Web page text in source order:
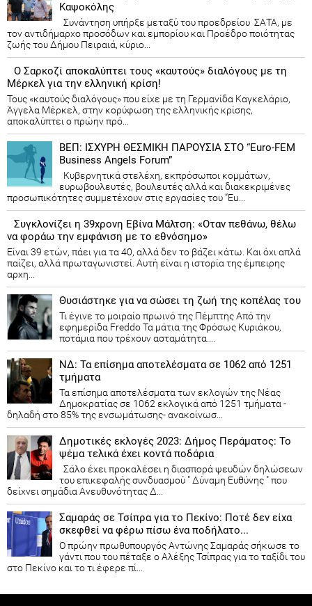
Καψοκόλης
Συνάντηση υπήρξε μεταξύ του προεδρείου ΣΑΤΑ, με
τον αντιδήμαρχο προσόδων και εμπορίου και Προέδρο ποιότητας
ζωής του Δήμου Πειραιά, κύριο...
Ο Σαρκοζί αποκαλύπτει τους «καυτούς» διαλόγους με τη
Μέρκελ για την ελληνική κρίση!
Τους «καυτούς διαλόγους» που είχε με τη Γερμανίδα Καγκελάριο,
Άγγελα Μέρκελ, στην κορύφωση της ελληνικής κρίσης,
αποκαλύπτει ο πρώην πρό...
ΒΕΠ: ΙΣΧΥΡΗ ΘΕΣΜΙΚΗ ΠΑΡΟΥΣΙΑ ΣΤΟ “Euro-FEM
Business Angels Forum”
Κυβερνητικά στελέχη, εκπρόσωποι κομμάτων,
ευρωβουλευτές, βουλευτές αλλά και διακεκριμένες
προσωπικότητες συμμετέχουν στις εργασίες του “Eu...
Συγκλονίζει η 39χρονη Εβίνα Μάλτση: «Οταν πεθάνω, θέλω
να φοράω την εμφάνιση με το εθνόσημο»
Είναι 39 ετών, πάει για τα 40, αλλά δεν το βάζει κάτω. Και όχι απλά
παίζει, αλλά πρωταγωνιστεί. Αυτή είναι η ιστορία της έμπειρης
αρχη...
Θυσιάστηκε για να σώσει τη ζωή της κοπέλας του
Τι έγινε το μοιραίο πρωινό της Πέμπτης Από την
εφημερίδα Freddo Τα μάτια της Φρόσως Κυριάκου,
ποτάμια που τρέχουν ασταμάτητα....
ΝΔ: Τα επίσημα αποτελέσματα σε 1062 από 1251
τμήματα
Τα επίσημα αποτελέσματα των εκλογών της Νέας
Δημοκρατίας​ σε 1062 εκλογικά από 1251 τμήματα -
δηλαδή στο 85% της ενσωμάτωσης- ανακοίνωσ...
Δημοτικές εκλογές 2023: Δήμος Περάματος: Το
ψέμα τελικά έχει κοντά ποδάρια
Σάλο έχει προκαλέσει η διασπορά ψευδών δηλώσεων
του επικεφαλής συνδυασμού " Δύναμη Ευθύνης " που
δείχνει σημάδια Ανευθυνότητας Δ...
Σαμαράς σε Τσίπρα για το Πεκίνο: Ποτέ δεν είχα
σκεφθεί να φέρω πίσω ένα ποδήλατο...
Ο πρώην πρωθυπουργός Αντώνης Σαμαράς σήκωσε το
γάντι που του πέταξε ο Αλέξης Τσίπρας για το ταξίδι του
στο Πεκίνο και το τι έφερε πί...